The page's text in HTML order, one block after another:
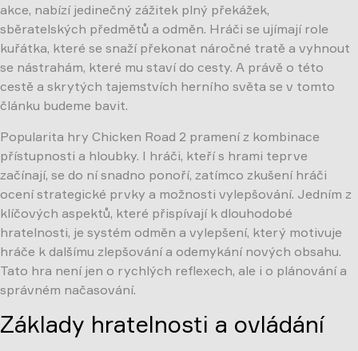
akce, nabízí jedinečný zážitek plný překážek,
sběratelských předmětů a odměn. Hráči se ujímají role
kuřátka, které se snaží překonat náročné tratě a vyhnout
se nástrahám, které mu staví do cesty. A právě o této
cestě a skrytých tajemstvích herního světa se v tomto
článku budeme bavit.
Popularita hry Chicken Road 2 pramení z kombinace
přístupnosti a hloubky. I hráči, kteří s hrami teprve
začínají, se do ní snadno ponoří, zatímco zkušení hráči
ocení strategické prvky a možnosti vylepšování. Jedním z
klíčových aspektů, které přispívají k dlouhodobé
hratelnosti, je systém odměn a vylepšení, který motivuje
hráče k dalšímu zlepšování a odemykání nových obsahu.
Tato hra není jen o rychlých reflexech, ale i o plánování a
správném načasování.
Základy hratelnosti a ovládání